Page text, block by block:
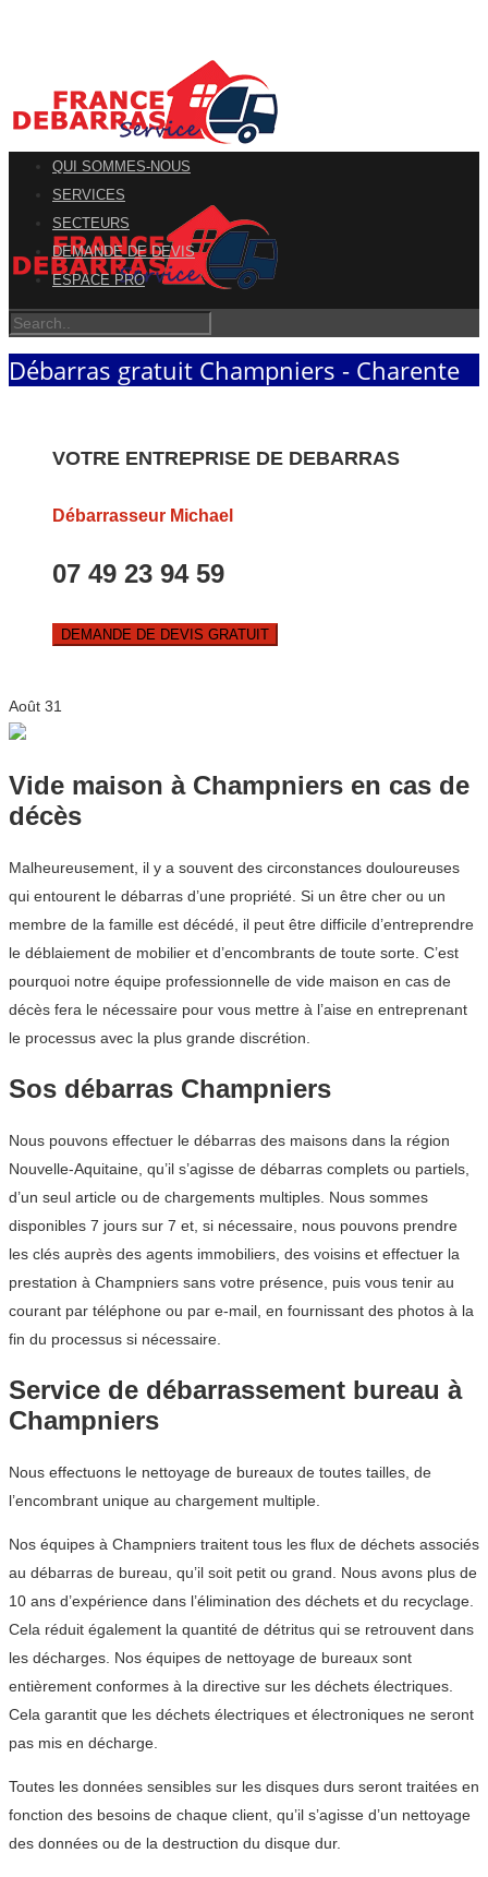
QUI SOMMES-NOUS
SERVICES
SECTEURS
DEMANDE DE DEVIS
ESPACE PRO
Débarras gratuit Champniers - Charente
VOTRE ENTREPRISE DE DEBARRAS
Débarrasseur Michael
07 49 23 94 59
DEMANDE DE DEVIS GRATUIT
Août 31
Vide maison à Champniers en cas de
décès
Malheureusement, il y a souvent des circonstances douloureuses
qui entourent le débarras d’une propriété. Si un être cher ou un
membre de la famille est décédé, il peut être difficile d’entreprendre
le déblaiement de mobilier et d’encombrants de toute sorte. C’est
pourquoi notre équipe professionnelle de vide maison en cas de
décès fera le nécessaire pour vous mettre à l’aise en entreprenant
le processus avec la plus grande discrétion.
Sos débarras Champniers
Nous pouvons effectuer le débarras des maisons dans la région
Nouvelle-Aquitaine, qu’il s’agisse de débarras complets ou partiels,
d’un seul article ou de chargements multiples. Nous sommes
disponibles 7 jours sur 7 et, si nécessaire, nous pouvons prendre
les clés auprès des agents immobiliers, des voisins et effectuer la
prestation à Champniers sans votre présence, puis vous tenir au
courant par téléphone ou par e-mail, en fournissant des photos à la
fin du processus si nécessaire.
Service de débarrassement bureau à
Champniers
Nous effectuons le nettoyage de bureaux de toutes tailles, de
l’encombrant unique au chargement multiple.
Nos équipes à Champniers traitent tous les flux de déchets associés
au débarras de bureau, qu’il soit petit ou grand. Nous avons plus de
10 ans d’expérience dans l’élimination des déchets et du recyclage.
Cela réduit également la quantité de détritus qui se retrouvent dans
les décharges. Nos équipes de nettoyage de bureaux sont
entièrement conformes à la directive sur les déchets électriques.
Cela garantit que les déchets électriques et électroniques ne seront
pas mis en décharge.
Toutes les données sensibles sur les disques durs seront traitées en
fonction des besoins de chaque client, qu’il s’agisse d’un nettoyage
des données ou de la destruction du disque dur.